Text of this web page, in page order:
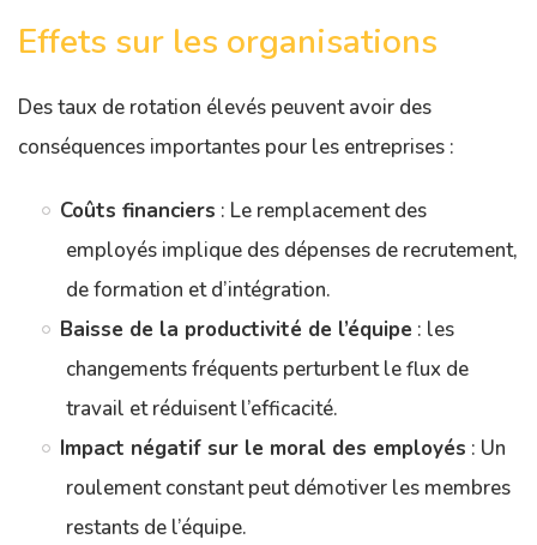
Effets sur les organisations
Des taux de rotation élevés peuvent avoir des
conséquences importantes pour les entreprises :
Coûts financiers : Le remplacement des
employés implique des dépenses de recrutement,
de formation et d’intégration.
Baisse de la productivité de l’équipe : les
changements fréquents perturbent le flux de
travail et réduisent l’efficacité.
Impact négatif sur le moral des employés : Un
roulement constant peut démotiver les membres
restants de l’équipe.